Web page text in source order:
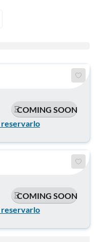
COMING SOON
reservarlo
COMING SOON
reservarlo